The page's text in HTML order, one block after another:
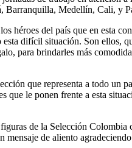
Barranquilla, Medellín, Cali, y
héroes del país que en esta
difícil situación. Son ellos,
para brindarles más
que representa a todo un
le ponen frente a esta
de la Selección Colombia
de aliento